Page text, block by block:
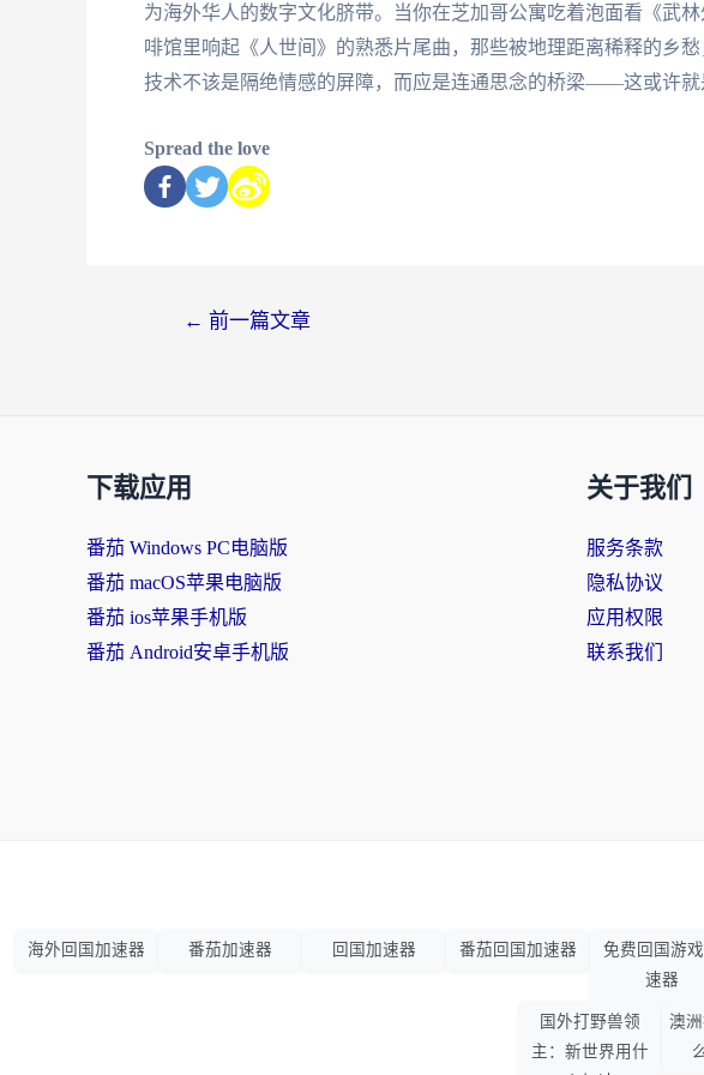
为海外华人的数字文化脐带。当你在芝加哥公寓吃着泡面看《武
啡馆里响起《人世间》的熟悉片尾曲，那些被地理距离稀释的乡
技术不该是隔绝情感的屏障，而应是连通思念的桥梁——这或许就
Spread the love
← 前一篇文章
下载应用
番茄 Windows PC电脑版
番茄 macOS苹果电脑版
番茄 ios苹果手机版
番茄 Android安卓手机版
关于我们
服务条款
隐私协议
应用权限
联系我们
海外回国加速器 番茄加速器 回国加速器 番茄回国加速器
免费回国游
速器
国外打野兽领
主：新世界用什
澳